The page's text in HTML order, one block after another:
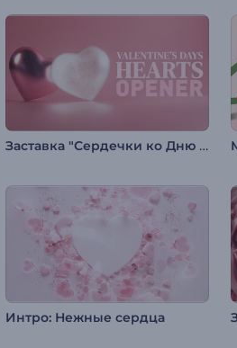
Заставка "Сердечки ко Дню святого Валентина"
Интро: Нежные сердца